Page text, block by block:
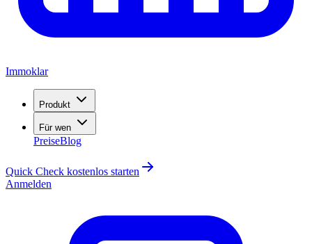
Immoklar
Produkt
Für wen
PreiseBlog
Quick Check kostenlos starten
Anmelden